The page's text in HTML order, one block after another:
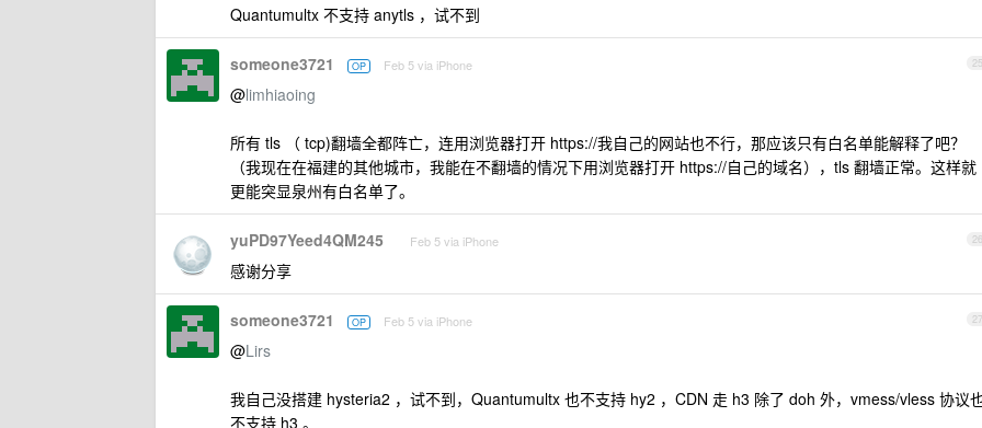
Quantumultx 不支持 anytls ，试不到
25
someone3721 OP Feb 5 via iPhone
@limhiaoing
所有 tls （ tcp)翻墙全都阵亡，连用浏览器打开 https://我自己的网站也不行，那应该只有白名单能解释了吧？
（我现在在福建的其他城市，我能在不翻墙的情况下用浏览器打开 https://自己的域名），tls 翻墙正常。这样就
更能突显泉州有白名单了。
26
yuPD97Yeed4QM245 Feb 5 via iPhone
感谢分享
27
someone3721 OP Feb 5 via iPhone
@Lirs
我自己没搭建 hysteria2 ，试不到，Quantumultx 也不支持 hy2 ，CDN 走 h3 除了 doh 外，vmess/vless 协议
不支持 h3 。